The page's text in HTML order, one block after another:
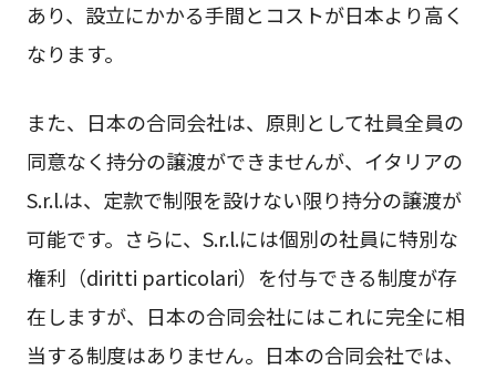
あり、設立にかかる手間とコストが日本より高く
なります。
また、日本の合同会社は、原則として社員全員の
同意なく持分の譲渡ができませんが、イタリアの
S.r.l.は、定款で制限を設けない限り持分の譲渡が
可能です。さらに、S.r.l.には個別の社員に特別な
権利（diritti particolari）を付与できる制度が存
在しますが、日本の合同会社にはこれに完全に相
当する制度はありません。日本の合同会社では、